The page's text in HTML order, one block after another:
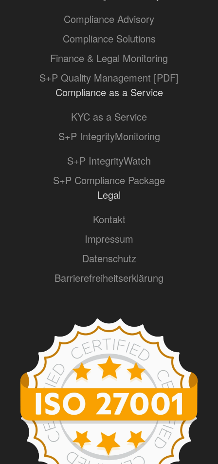
Compliance Advisory
Compliance Solutions
Finance & Legal Monitoring
S+P Quality Management [PDF]
Compliance as a Service
KYC as a Service
S+P IntegrityMonitoring
S+P IntegrityWatch
S+P Compliance Package
Legal
Kontakt
Impressum
Datenschutz
Barrierefreiheitserklärung